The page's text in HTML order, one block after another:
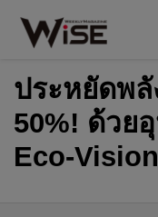
ประหยัดพลั
50%! ด้วย
Eco-Vision